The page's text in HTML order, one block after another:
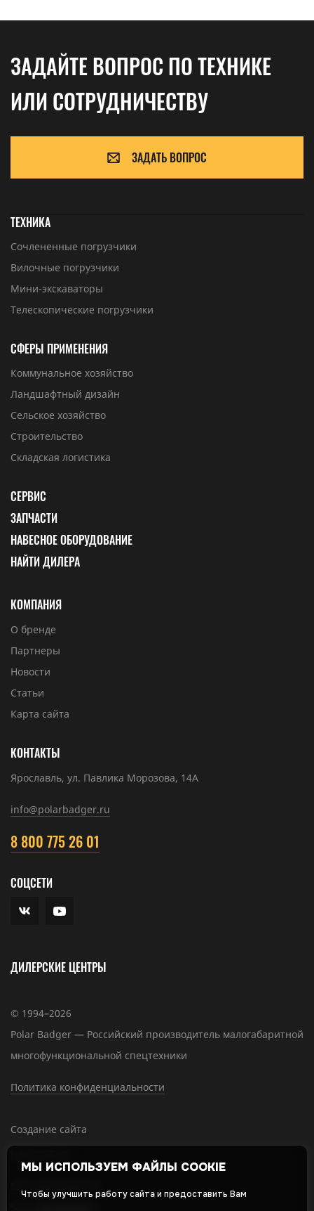
ЗАДАЙТЕ ВОПРОС ПО ТЕХНИКЕ
ИЛИ СОТРУДНИЧЕСТВУ
ЗАДАТЬ ВОПРОС
ТЕХНИКА
Сочлененные погрузчики
Вилочные погрузчики
Мини-экскаваторы
Телескопические погрузчики
СФЕРЫ ПРИМЕНЕНИЯ
Коммунальное хозяйство
Ландшафтный дизайн
Сельское хозяйство
Строительство
Складская логистика
СЕРВИС
ЗАПЧАСТИ
НАВЕСНОЕ ОБОРУДОВАНИЕ
НАЙТИ ДИЛЕРА
КОМПАНИЯ
О бренде
Партнеры
Новости
Статьи
Карта сайта
КОНТАКТЫ
Ярославль, ул. Павлика Морозова, 14А
info@polarbadger.ru
8 800 775 26 01
СОЦСЕТИ
ДИЛЕРСКИЕ ЦЕНТРЫ
© 1994–2026
Polar Badger — Российский производитель малогабаритной
многофункциональной спецтехники
Политика конфиденциальности
Создание сайта
МЫ ИСПОЛЬЗУЕМ ФАЙЛЫ COOKIE
Чтобы улучшить работу сайта и предоставить Вам